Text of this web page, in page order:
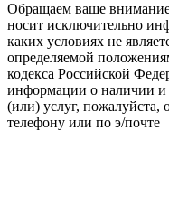
Обращаем ваше
носит исключительно
каких условиях не
определяемой
кодекса Российской
информации о наличии и
(или) услуг, пожалуйста,
телефону или по э/почте